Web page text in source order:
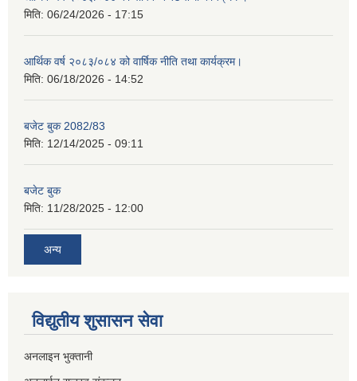
मिति: 06/24/2026 - 17:15
आर्थिक वर्ष २०८३/०८४ को वार्षिक नीति तथा कार्यक्रम।
मिति: 06/18/2026 - 14:52
बजेट बुक 2082/83
मिति: 12/14/2025 - 09:11
बजेट बुक
मिति: 11/28/2025 - 12:00
अन्य
विद्युतीय शुसासन सेवा
अनलाइन भुक्तानी